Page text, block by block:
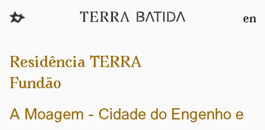
en
Residência TERRA
Fundão
A Moagem - Cidade do Engenho e